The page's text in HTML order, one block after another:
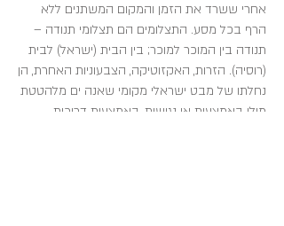
אחרי ששרד את הזמן והמקום המשתנים ללא
הרף בכל מסע. התצלומים הם תצלומי תנודה –
תנודה בין המוכר למוכר; בין הבית (ישראל) לבית
(רוסיה). הזרות, האקזוטיקה, הצבעוניות האחרת, הן
נחלתו של מבט ישראלי מקומי שאנה ים מלהטטת
מולו באמצעות אי נגישות, באמצעות דריכות